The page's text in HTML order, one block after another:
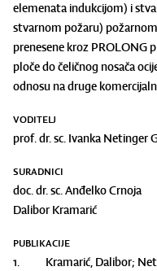
elemenata indukcijom) i
stvarnom požaru)
prenesene kroz PROLONG
ploče do čeličnog nosača
odnosu na druge
VODITELJ
prof. dr. sc. Ivanka Netinger
SURADNICI
doc. dr. sc. Anđelko Crnoja
Dalibor Kramarić
PUBLIKACIJE
1.
Kramarić, Dalibor;